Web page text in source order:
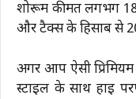
शोरूम कीमत लगभग
और टैक्स के हिसाब से
अगर आप ऐसी
स्टाइल के साथ हाई